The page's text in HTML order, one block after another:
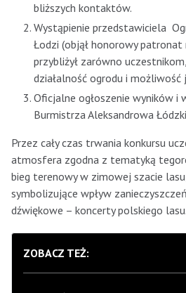
bliższych kontaktów.
Wystąpienie przedstawiciela
Łodzi (objął honorowy patronat
przybliżył zarówno
działalność ogrodu i możliwość
Oficjalne ogłoszenie wyników i
Burmistrza Aleksandrowa
Przez cały czas trwania konkursu
atmosfera zgodna z tematyką
bieg terenowy w zimowej szacie
symbolizujące wpływ
dźwiękowe – koncerty polskiego lasu.
ZOBACZ TEŻ: